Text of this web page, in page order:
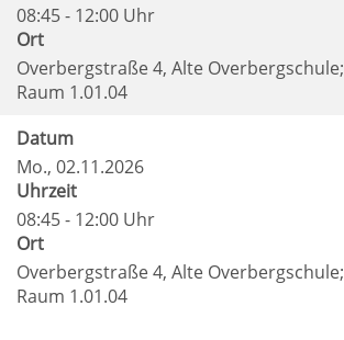
08:45 - 12:00 Uhr
Ort
Overbergstraße 4, Alte Overbergschule;
Raum 1.01.04
Datum
Mo., 02.11.2026
Uhrzeit
08:45 - 12:00 Uhr
Ort
Overbergstraße 4, Alte Overbergschule;
Raum 1.01.04